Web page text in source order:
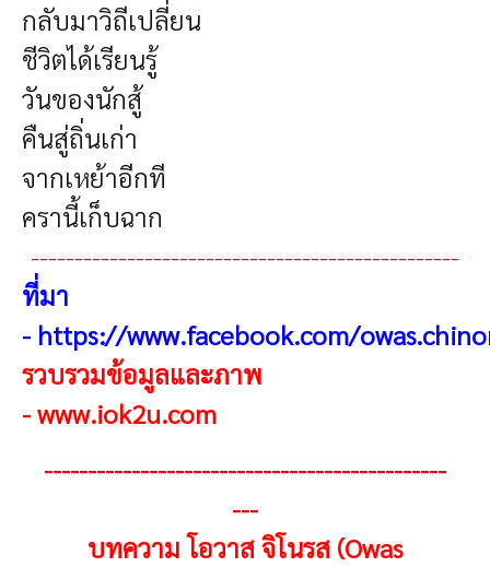
กลับมาวิถีเปลี่ยน
ชีวิตได้เรียนรู้
วันของนักสู้
คืนสู่ถิ่นเก่า
จากเหย้าอีกที
ครานี้เก็บฉาก
-------------------------------------------------
ที่มา
- https://www.facebook.com/
รวบรวมข้อมูลและภาพ
-www.iok2u.com
----------------------------------------------
---
บทความ โอวาส จิโนรส (Owas